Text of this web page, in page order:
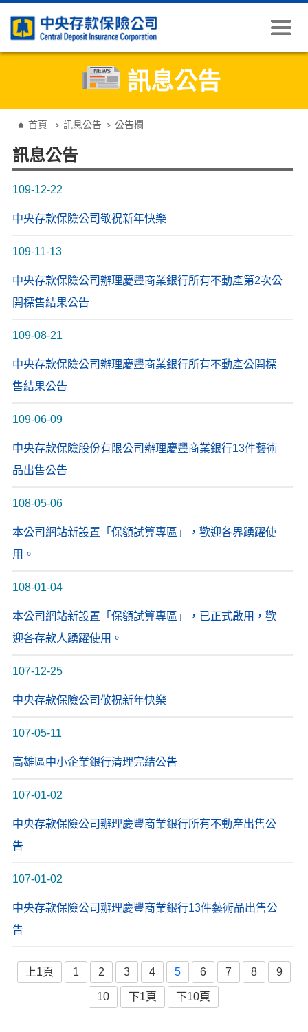
訊息公告
首頁 訊息公告 公告欄
訊息公告
109-12-22
中央存款保險公司敬祝新年快樂
109-11-13
中央存款保險公司辦理慶豐商業銀行所有不動產第2次公
開標售結果公告
109-08-21
中央存款保險公司辦理慶豐商業銀行所有不動產公開標
售結果公告
109-06-09
中央存款保險股份有限公司辦理慶豐商業銀行13件藝術
品出售公告
108-05-06
本公司網站新設置「保額試算專區」，歡迎各界踴躍使
用。
108-01-04
本公司網站新設置「保額試算專區」，已正式啟用，歡
迎各存款人踴躍使用。
107-12-25
中央存款保險公司敬祝新年快樂
107-05-11
高雄區中小企業銀行清理完結公告
107-01-02
中央存款保險公司辦理慶豐商業銀行所有不動產出售公
告
107-01-02
中央存款保險公司辦理慶豐商業銀行13件藝術品出售公
告
上1頁 1 2 3 4 5 6 7 8 9
10 下1頁 下10頁